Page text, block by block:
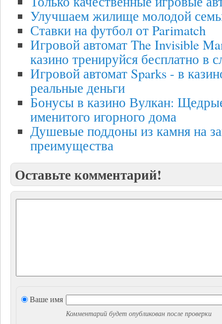
Улучшаем жилище молодой
Ставки на футбол от Parimatch
Игровой автомат The Invisible
казино тренируйся бесплатно в
Игровой автомат Sparks - в
реальные деньги
Бонусы в казино Вулкан:
именитого игорного дома
Душевые поддоны из камня на
преимущества
Оставьте комментарий!
Ваше имя
Комментарий будет опубликован после проверки